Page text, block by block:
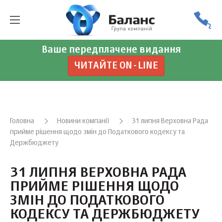
Ваше передплачене видання
ЧИТАЙТЕ ON-LINE
Головна Новини компанії
31 липня Верховна Рада
прийме рішення щодо змін до Податкового кодексу та
Держбюджету
31 ЛИПНЯ ВЕРХОВНА РАДА
ПРИЙМЕ РІШЕННЯ ЩОДО
ЗМІН ДО ПОДАТКОВОГО
КОДЕКСУ ТА ДЕРЖБЮДЖЕТУ